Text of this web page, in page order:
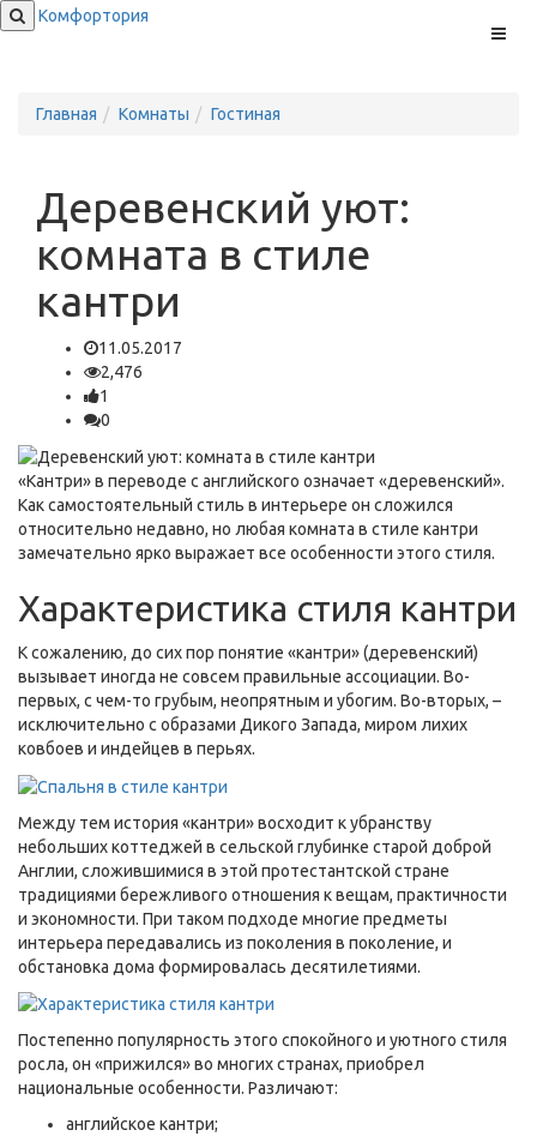
Меню
Комфортория
Главная Комнаты Гостиная
Деревенский уют:
комната в стиле
кантри
11.05.2017
2,476
1
0
«Кантри» в переводе с английского означает «деревенский».
Как самостоятельный стиль в интерьере он сложился
относительно недавно, но любая комната в стиле кантри
замечательно ярко выражает все особенности этого стиля.
Характеристика стиля кантри
К сожалению, до сих пор понятие «кантри» (деревенский)
вызывает иногда не совсем правильные ассоциации. Во-
первых, с чем-то грубым, неопрятным и убогим. Во-вторых, –
исключительно с образами Дикого Запада, миром лихих
ковбоев и индейцев в перьях.
Между тем история «кантри» восходит к убранству
небольших коттеджей в сельской глубинке старой доброй
Англии, сложившимися в этой протестантской стране
традициями бережливого отношения к вещам, практичности
и экономности. При таком подходе многие предметы
интерьера передавались из поколения в поколение, и
обстановка дома формировалась десятилетиями.
Постепенно популярность этого спокойного и уютного стиля
росла, он «прижился» во многих странах, приобрел
национальные особенности. Различают:
английское кантри;